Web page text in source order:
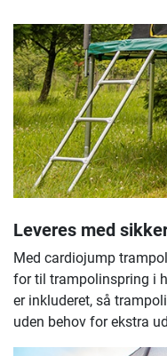
Leveres med
Med cardiojump
for til trampolinspring i
er inkluderet, så
uden behov for ekstra